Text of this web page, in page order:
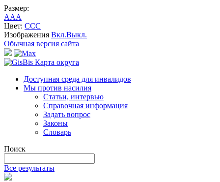
Размер:
AAA
Цвет: CCC
Изображения Вкл.Выкл.
Обычная версия сайта
Карта округа
Доступная среда для инвалидов
Мы против насилия
Статьи, интервью
Справочная информация
Задать вопрос
Законы
Словарь
Поиск
Все результаты